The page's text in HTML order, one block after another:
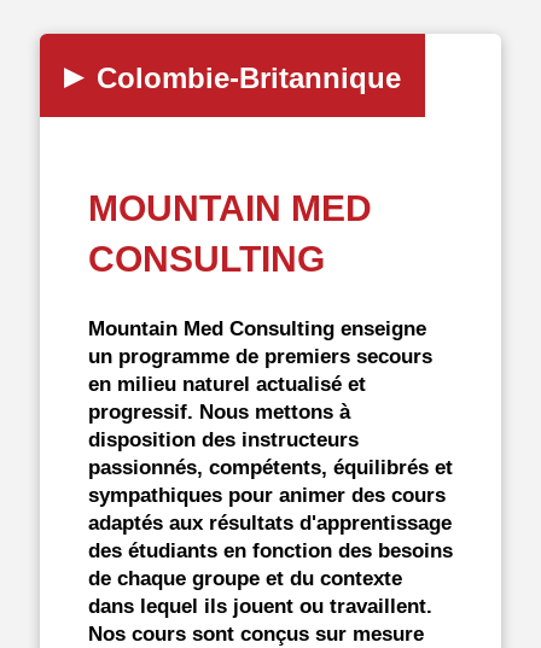
▸ Colombie-Britannique
MOUNTAIN MED
CONSULTING
Mountain Med Consulting enseigne
un programme de premiers secours
en milieu naturel actualisé et
progressif. Nous mettons à
disposition des instructeurs
passionnés, compétents, équilibrés et
sympathiques pour animer des cours
adaptés aux résultats d'apprentissage
des étudiants en fonction des besoins
de chaque groupe et du contexte
dans lequel ils jouent ou travaillent.
Nos cours sont conçus sur mesure